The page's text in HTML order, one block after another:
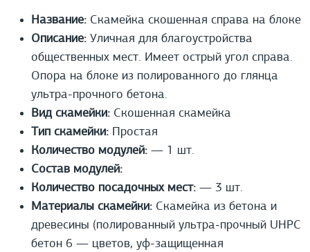
Название: Скамейка скошенная справа на блоке
Описание: Уличная для благоустройства
общественных мест. Имеет острый угол справа.
Опора на блоке из полированного до глянца
ультра-прочного бетона.
Вид скамейки: Скошенная скамейка
Тип скамейки: Простая
Количество модулей: — 1 шт.
Состав модулей:
Количество посадочных мест: — 3 шт.
Материалы скамейки: Скамейка из бетона и
древесины (полированный ультра-прочный UHPС
бетон 6 — цветов, уф-защищенная